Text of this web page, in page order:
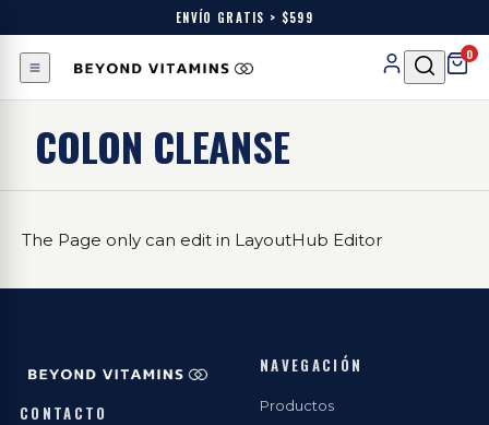
ENVÍO GRATIS > $599
0
COLON CLEANSE
The Page only can edit in LayoutHub Editor
CONTACTO
NAVEGACIÓN
Productos